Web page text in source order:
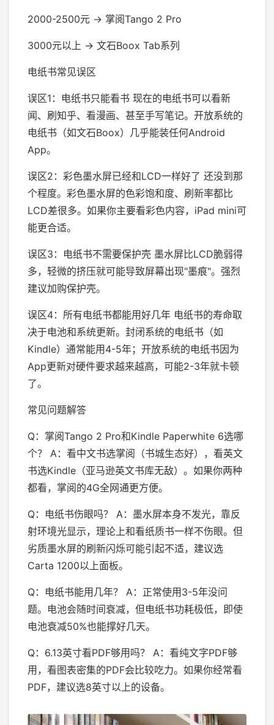
2000-2500元 → 掌阅Tango 2 Pro
3000元以上 → 文石Boox Tab系列
电纸书常见误区
误区1：电纸书只能看书 现在的电纸书可以看新
闻、刷知乎、看漫画、甚至手写笔记。开放系统的
电纸书（如文石Boox）几乎能装任何Android
App。
误区2：彩色墨水屏已经和LCD一样好了 还没到那
个程度。彩色墨水屏的色彩饱和度、刷新率都比
LCD差很多。如果你主要看彩色内容，iPad mini可
能更合适。
误区3：电纸书不需要保护壳 墨水屏比LCD脆弱得
多，轻微的挤压就可能导致屏幕出现"墨痕"。强烈
建议加购保护壳。
误区4：所有电纸书都能用好几年 电纸书的寿命取
决于电池和系统更新。封闭系统的电纸书（如
Kindle）通常能用4-5年；开放系统的电纸书因为
App更新对硬件要求越来越高，可能2-3年就卡顿
了。
常见问题解答
Q：掌阅Tango 2 Pro和Kindle Paperwhite 6选哪
个？ A：看中文书选掌阅（书城生态好），看英文
书选Kindle（亚马逊英文书库无敌）。如果你两种
都看，掌阅的4G全网通更方便。
Q：电纸书伤眼吗？ A：墨水屏本身不发光，靠反
射环境光显示，理论上和看纸质书一样不伤眼。但
劣质墨水屏的刷新闪烁可能引起不适，建议选
Carta 1200以上面板。
Q：电纸书能用几年？ A：正常使用3-5年没问
题。电池会随时间衰减，但电纸书功耗极低，即使
电池衰减50%也能撑好几天。
Q：6.13英寸看PDF够用吗？ A：看纯文字PDF够
用，看图表密集的PDF会比较吃力。如果你经常看
PDF，建议选8英寸以上的设备。